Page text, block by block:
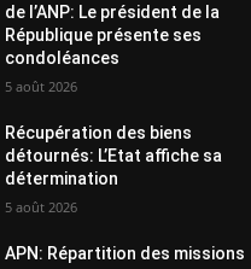
de l’ANP: Le président de la
République présente ses
condoléances
5 août 2026
Récupération des biens
détournés: L’Etat affiche sa
détermination
5 août 2026
APN: Répartition des missions